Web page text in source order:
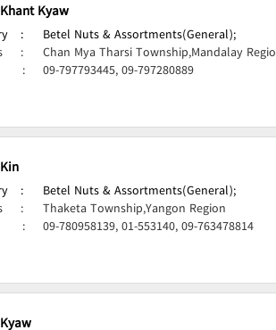
Kyaw
:
Betel Nuts & Assortments(General);
:
Chan Mya Tharsi Township,Mandalay
: 09-797793445, 09-797280889
:
Betel Nuts & Assortments(General);
:
Thaketa Township,Yangon Region
: 09-780958139, 01-553140, 09-763478814